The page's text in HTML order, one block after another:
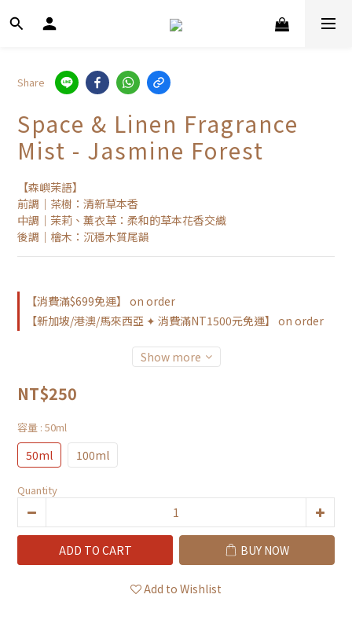
Share
Space & Linen Fragrance
Mist - Jasmine Forest
【森嶼茉語】
前調｜茶樹：清新草本香
中調｜茉莉、薰衣草：柔和的草本花香交織
後調｜檜木：沉穩木質尾韻
【消費滿$699免運】 on order
【新加坡/港澳/馬來西亞 ✦ 消費滿NT1500元免運】 on order
Show more
NT$250
容量 : 50ml
50ml 100ml
Quantity
ADD TO CART BUY NOW
Add to Wishlist